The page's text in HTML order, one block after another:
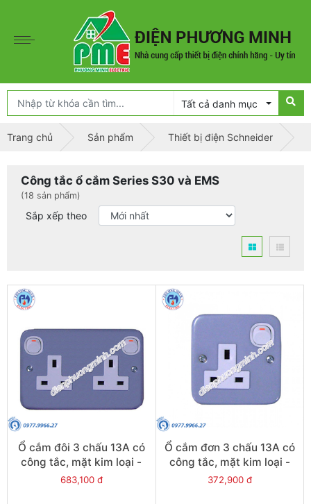
Tất cả danh mục
Trang chủ Sản phẩm Thiết bị điện Schneider
Công tắc ổ cắm Series S30 và EMS
(18 sản phẩm)
Sắp xếp theo
Ổ cắm đôi 3 chấu 13A có
công tắc, mặt kim loại -
Model ESM25
683,100 đ
Ổ cắm đơn 3 chấu 13A có
công tắc, mặt kim loại -
Model ESM15
372,900 đ